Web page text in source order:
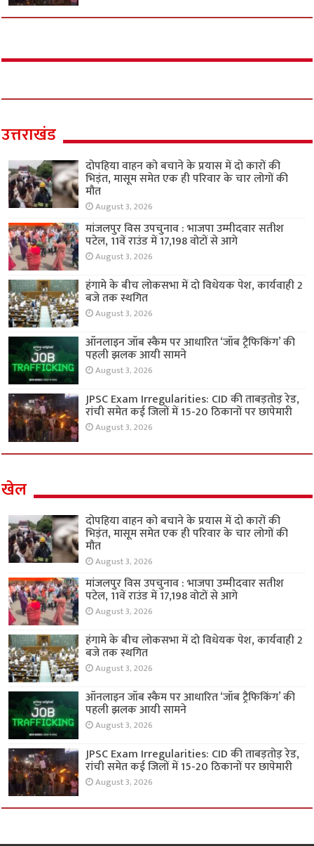
उत्तराखंड
दोपहिया वाहन को बचाने के प्रयास में दो कारों की
भिड़ंत, मासूम समेत एक ही परिवार के चार लोगों की
मौत
August 3, 2026
मांजलपुर विस उपचुनाव : भाजपा उम्मीदवार सतीश
पटेल, 11वें राउंड में 17,198 वोटों से आगे
August 3, 2026
हंगामे के बीच लोकसभा में दो विधेयक पेश, कार्यवाही 2
बजे तक स्थगित
August 3, 2026
ऑनलाइन जॉब स्कैम पर आधारित ‘जॉब ट्रैफिकिंग’ की
पहली झलक आयी सामने
August 3, 2026
JPSC Exam Irregularities: CID की ताबड़तोड़ रेड,
रांची समेत कई जिलों में 15-20 ठिकानों पर छापेमारी
August 3, 2026
खेल
दोपहिया वाहन को बचाने के प्रयास में दो कारों की
भिड़ंत, मासूम समेत एक ही परिवार के चार लोगों की
मौत
August 3, 2026
मांजलपुर विस उपचुनाव : भाजपा उम्मीदवार सतीश
पटेल, 11वें राउंड में 17,198 वोटों से आगे
August 3, 2026
हंगामे के बीच लोकसभा में दो विधेयक पेश, कार्यवाही 2
बजे तक स्थगित
August 3, 2026
ऑनलाइन जॉब स्कैम पर आधारित ‘जॉब ट्रैफिकिंग’ की
पहली झलक आयी सामने
August 3, 2026
JPSC Exam Irregularities: CID की ताबड़तोड़ रेड,
रांची समेत कई जिलों में 15-20 ठिकानों पर छापेमारी
August 3, 2026